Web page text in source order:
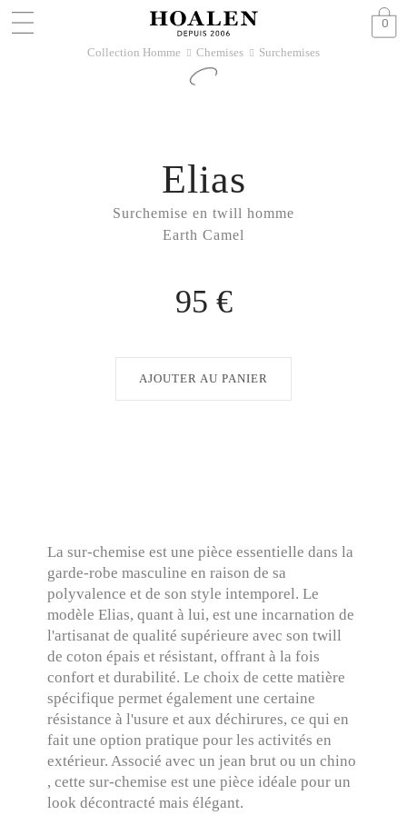
0
Collection Homme 􀆊 Chemises 􀆊 Surchemises
Surchemise en twill homme
Earth Camel
Elias
95 €
AJOUTER AU PANIER
La sur-chemise est une pièce essentielle dans la
garde-robe masculine en raison de sa
polyvalence et de son style intemporel. Le
modèle Elias, quant à lui, est une incarnation de
l'artisanat de qualité supérieure avec son twill
de coton épais et résistant, offrant à la fois
confort et durabilité. Le choix de cette matière
spécifique permet également une certaine
résistance à l'usure et aux déchirures, ce qui en
fait une option pratique pour les activités en
extérieur. Associé avec un jean brut ou un chino
, cette sur-chemise est une pièce idéale pour un
look décontracté mais élégant.